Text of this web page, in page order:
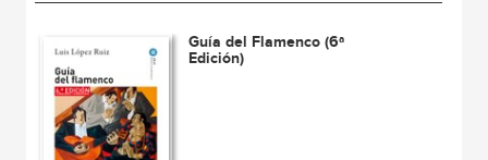
Guía del Flamenco (6ª
Edición)